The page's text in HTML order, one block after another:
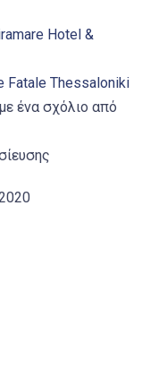
Hotel &
Fatale Thessaloniki
ένα σχόλιο από